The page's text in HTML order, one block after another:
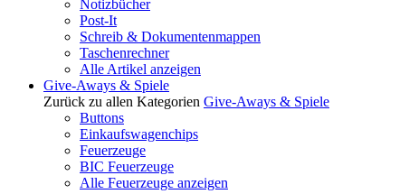
Notizbücher
Post-It
Schreib & Dokumentenmappen
Taschenrechner
Alle Artikel anzeigen
Give-Aways & Spiele
Zurück zu allen Kategorien Give-Aways & Spiele
Buttons
Einkaufswagenchips
Feuerzeuge
BIC Feuerzeuge
Alle Feuerzeuge anzeigen